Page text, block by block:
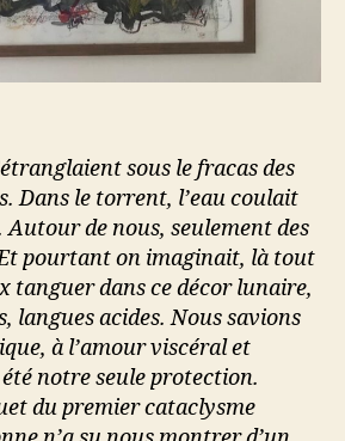
sous le fracas des
Dans le torrent, l’eau coulait
Autour de nous, seulement des
pourtant on imaginait, là tout
tanguer dans ce décor lunaire,
langues acides. Nous savions
à l’amour viscéral et
notre seule protection.
du premier cataclysme